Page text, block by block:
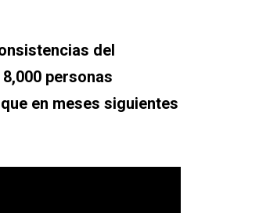
del
personas
en meses siguientes